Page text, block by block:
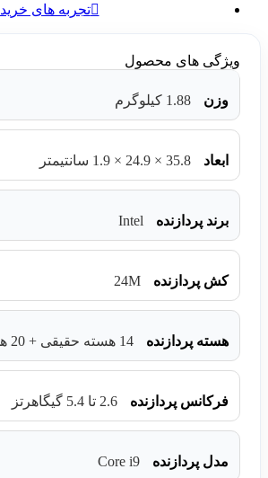
تجربه های خرید
ویژگی های محصول
وزن 1.88 کیلوگرم
ابعاد 35.8 × 24.9 × 1.9 سانتیمتر
برند پردازنده Intel
کش پردازنده 24M
هسته پردازنده 14 هسته حقیقی + 20 هسته مجازی
فرکانس پردازنده 2.6 تا 5.4 گیگاهرتز
مدل پردازنده Core i9